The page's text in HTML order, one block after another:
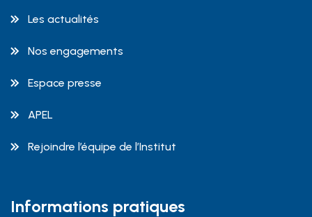
Les actualités
Nos engagements
Espace presse
APEL
Rejoindre l’équipe de l’Institut
Informations pratiques